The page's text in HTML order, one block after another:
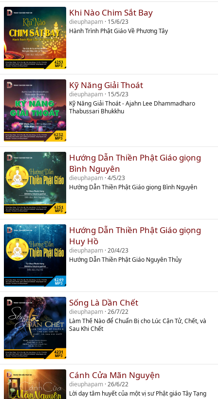
Khi Nào Chim Sắt Bay
dieuphapam 15/6/23
Hành Trình Phật Giáo Về Phương Tây
Kỹ Năng Giải Thoát
dieuphapam 15/5/23
Kỹ Năng Giải Thoát - Ajahn Lee Dhammadharo
Thabussari Bhukkhu
Hướng Dẫn Thiền Phật Giáo giọng
Bình Nguyên
dieuphapam 4/5/23
Hướng Dẫn Thiền Phật Giáo giọng Bình Nguyên
Hướng Dẫn Thiền Phật Giáo giọng
Huy Hồ
dieuphapam 20/4/23
Hướng Dẫn Thiền Phật Giáo Nguyên Thủy
Sống Là Dần Chết
dieuphapam 26/7/22
Làm Thế Nào để Chuẩn Bị cho Lúc Cận Tử, Chết, và
Sau Khi Chết
Cánh Cửa Mãn Nguyện
dieuphapam 26/6/22
Lời dạy tâm huyết của một vị sư Phật giáo Tây Tạng